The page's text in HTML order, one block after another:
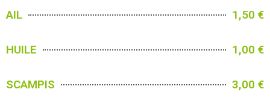
AIL 1,50 €
HUILE 1,00 €
SCAMPIS 3,00 €